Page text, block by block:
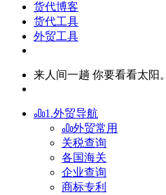
货代博客
货代工具
外贸工具
来人间一趟 你要看看太阳。
1.外贸导航
外贸常用
关税查询
各国海关
企业查询
商标专利